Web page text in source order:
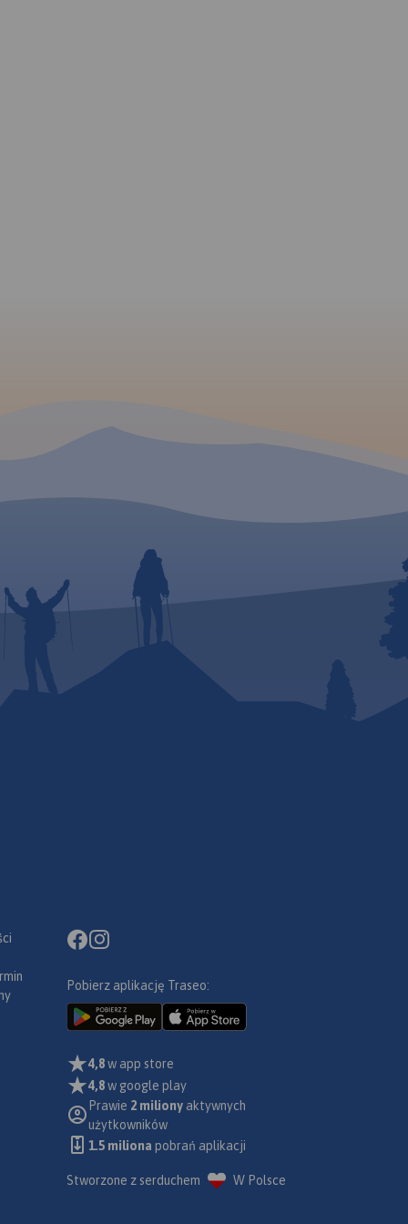
Pobierz aplikację Traseo:
4,8w app store
4,8w google play
Prawie 2 miliony aktywnych
użytkowników
1.5 miliona pobrań aplikacji
Stworzone z serduchem W Polsce